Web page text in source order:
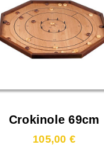
Crokinole 69cm
105,00 €